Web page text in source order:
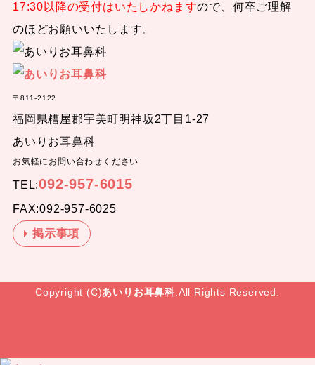
17:30以降の受付はいたしかねますので、何卒ご理解
のほどお願いいたします。
〒811-2122
福岡県糟屋郡宇美町明神坂2丁目1-27
あいりお耳鼻科
お気軽にお問い合わせください
TEL:092-957-6015
FAX:092-957-6025
掲示事項
Copyright (C)あいりお耳鼻科 .All Rights Reserved.